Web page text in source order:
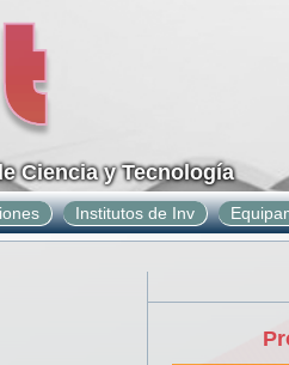
Ciencia y Tecnología
Institutos de Inv